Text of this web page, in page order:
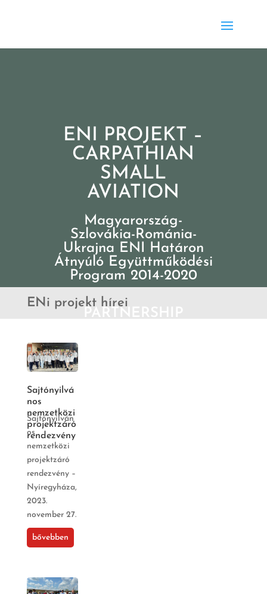
ENI PROJEKT –
CARPATHIAN
SMALL
AVIATION
Magyarország-
Szlovákia-Románia-
Ukrajna ENI Határon
Átnyúló Együttműködési
Program 2014-2020
ENi projekt hírei
Sajtónyilvá
nos
nemzetközi
projektzáró
rendezvény
Sajtónyilván
os
nemzetközi
projektzáró
rendezvény –
Nyíregyháza,
2023.
november 27.
bővebben